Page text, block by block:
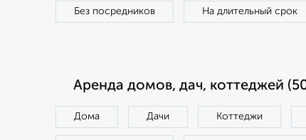
Без посредников На длительный срок
Аренда домов, дач, коттеджей
Дома Дачи Коттеджи